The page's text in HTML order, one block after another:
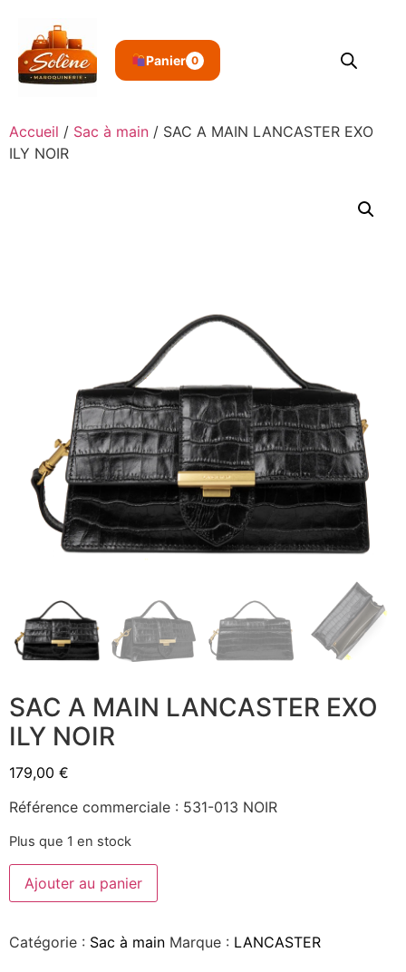
Panier 0
Accueil / Sac à main / SAC A MAIN LANCASTER EXO
ILY NOIR
SAC A MAIN LANCASTER EXO
ILY NOIR
179,00 €
Référence commerciale : 531-013 NOIR
Plus que 1 en stock
Ajouter au panier
Catégorie : Sac à main Marque : LANCASTER